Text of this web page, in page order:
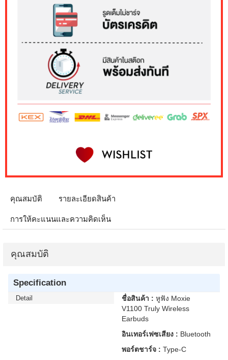
คุณสมบัติ รายละเอียดสินค้า
การให้คะแนนและความคิดเห็น
คุณสมบัติ
Specification
Detail ชื่อสินค้า : หูฟัง Moxie
V1100 Truly Wireless
Earbuds
อินเทอร์เฟซเสียง : Bluetooth
พอร์ตชาร์จ : Type-C